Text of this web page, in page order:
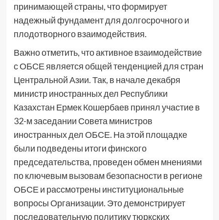
принимающей страны, что формирует
надежный фундамент для долгосрочного и
плодотворного взаимодействия.
Важно отметить, что активное взаимодействие
с ОБСЕ является общей тенденцией для стран
Центральной Азии. Так, в начале декабря
министр иностранных дел Республики
Казахстан Ермек Кошербаев принял участие в
32-м заседании Совета министров
иностранных дел ОБСЕ. На этой площадке
были подведены итоги финского
председательства, проведен обмен мнениями
по ключевым вызовам безопасности в регионе
ОБСЕ и рассмотрены институциональные
вопросы Организации. Это демонстрирует
последовательную политику тюркских